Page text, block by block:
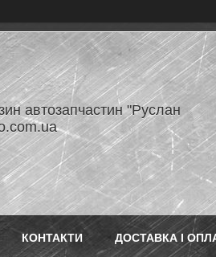
автозапчастин "Руслан
КОНТАКТИ ДОСТАВКА І